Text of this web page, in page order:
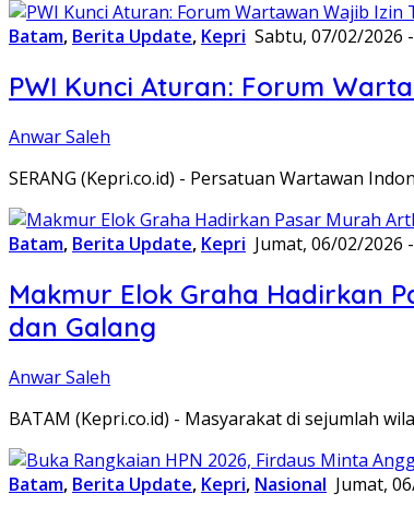
Batam, Berita Update, Kepri Sabtu, 07/02/2026
PWI Kunci Aturan: Forum
Anwar Saleh
SERANG (Kepri.co.id) - Persatuan Wartawan
Batam, Berita Update, Kepri Jumat, 06/02/2026
Makmur Elok Graha Hadirkan
dan Galang
Anwar Saleh
BATAM (Kepri.co.id) - Masyarakat di sejumlah
Batam, Berita Update, Kepri, Nasional Jumat,